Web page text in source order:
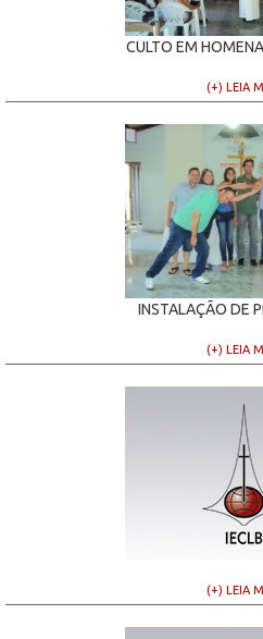
CULTO EM
(+) LEIA
INSTALAÇÃO DE
(+) LEIA
(+) LEIA